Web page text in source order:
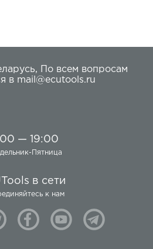
,
По всем вопросам
в mail@ecutools.ru
— 19:00
Пятница
в сети
к нам